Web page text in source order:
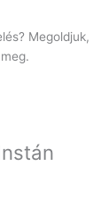
Megoldjuk,